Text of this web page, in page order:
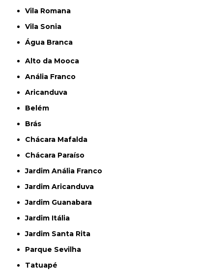
Vila Romana
Vila Sonia
Água Branca
Alto da Mooca
Anália Franco
Aricanduva
Belém
Brás
Chácara Mafalda
Chácara Paraíso
Jardim Anália Franco
Jardim Aricanduva
Jardim Guanabara
Jardim Itália
Jardim Santa Rita
Parque Sevilha
Tatuapé